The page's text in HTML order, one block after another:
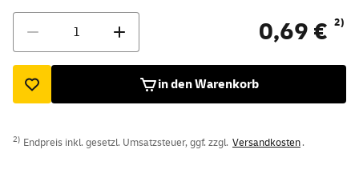
0,69 € 2)
in den Warenkorb
2) Endpreis inkl. gesetzl. Umsatzsteuer, ggf. zzgl. Versandkosten.